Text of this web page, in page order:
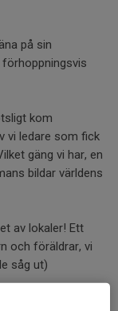
på sin
kom
vi ledare som fick
gäng vi har, en
bildar världens
av lokaler! Ett
och föräldrar, vi
såg ut)